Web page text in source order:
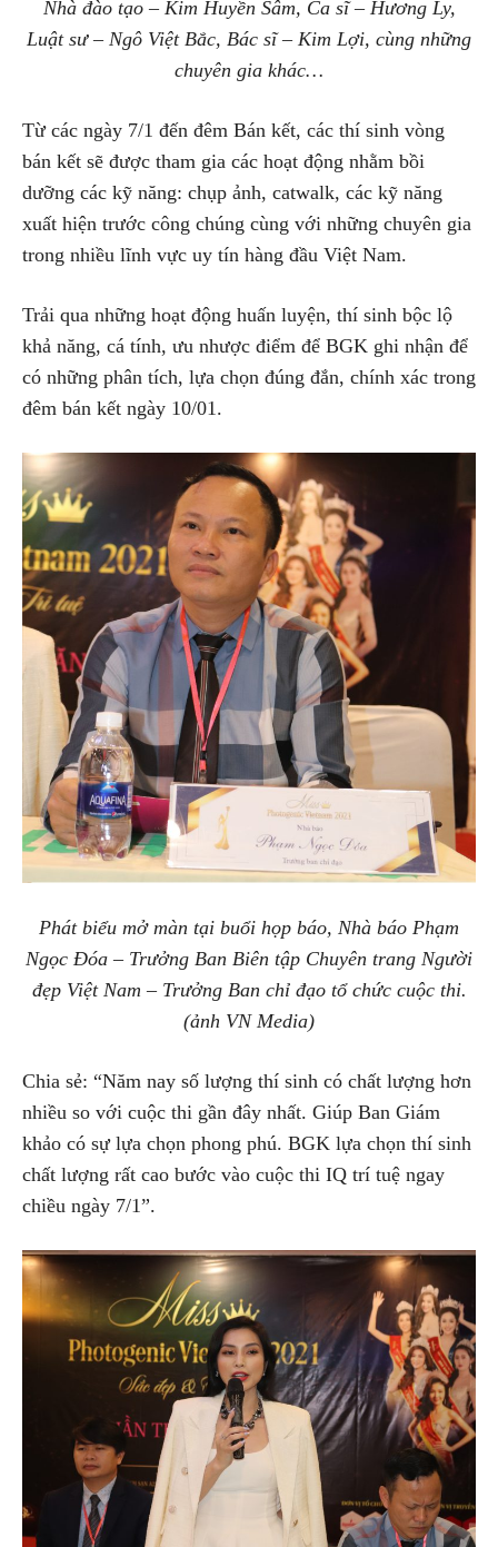
Nhà đào tạo – Kim Huyền Sâm, Ca sĩ – Hương Ly,
Luật sư – Ngô Việt Bắc, Bác sĩ – Kim Lợi, cùng những
chuyên gia khác…
Từ các ngày 7/1 đến đêm Bán kết, các thí sinh vòng
bán kết sẽ được tham gia các hoạt động nhằm bồi
dưỡng các kỹ năng: chụp ảnh, catwalk, các kỹ năng
xuất hiện trước công chúng cùng với những chuyên gia
trong nhiều lĩnh vực uy tín hàng đầu Việt Nam.
Trải qua những hoạt động huấn luyện, thí sinh bộc lộ
khả năng, cá tính, ưu nhược điểm để BGK ghi nhận để
có những phân tích, lựa chọn đúng đắn, chính xác trong
đêm bán kết ngày 10/01.
Phát biểu mở màn tại buổi họp báo, Nhà báo Phạm
Ngọc Đóa – Trưởng Ban Biên tập Chuyên trang Người
đẹp Việt Nam – Trưởng Ban chỉ đạo tổ chức cuộc thi.
(ảnh VN Media)
Chia sẻ: “Năm nay số lượng thí sinh có chất lượng hơn
nhiều so với cuộc thi gần đây nhất. Giúp Ban Giám
khảo có sự lựa chọn phong phú. BGK lựa chọn thí sinh
chất lượng rất cao bước vào cuộc thi IQ trí tuệ ngay
chiều ngày 7/1”.